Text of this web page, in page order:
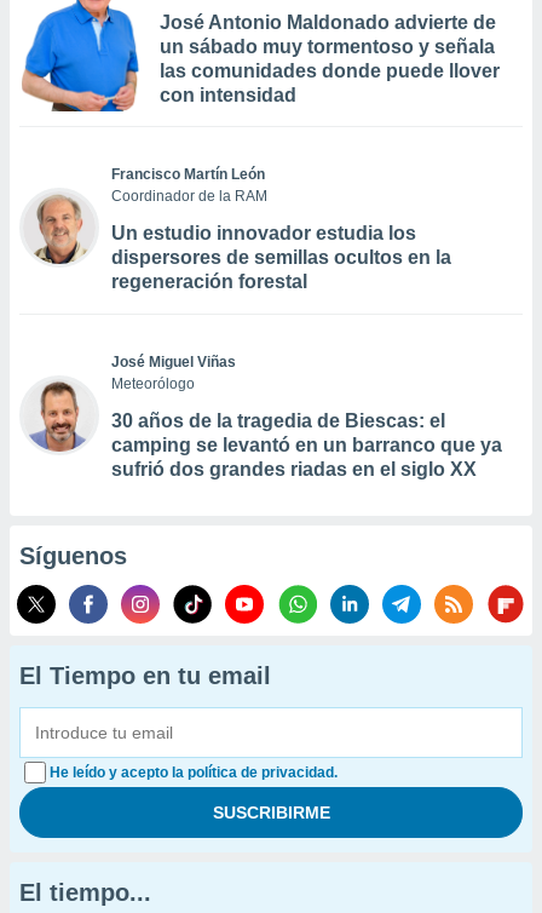
José Antonio Maldonado advierte de
un sábado muy tormentoso y señala
las comunidades donde puede llover
con intensidad
Francisco Martín León
Coordinador de la RAM
Un estudio innovador estudia los
dispersores de semillas ocultos en la
regeneración forestal
José Miguel Viñas
Meteorólogo
30 años de la tragedia de Biescas: el
camping se levantó en un barranco que ya
sufrió dos grandes riadas en el siglo XX
Síguenos
El Tiempo en tu email
He leído y acepto la política de privacidad.
El tiempo...